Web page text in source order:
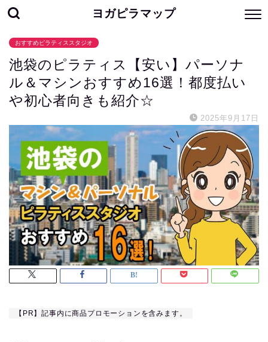
ヨガピラマップ
おすすめピラティススタジオ
池袋のピラティス【安い】パーソナ
ル＆マシンおすすめ16選！都度払い
や初心者向きも紹介☆
2025年9月17日
【PR】記事内に商品プロモーションを含みます。